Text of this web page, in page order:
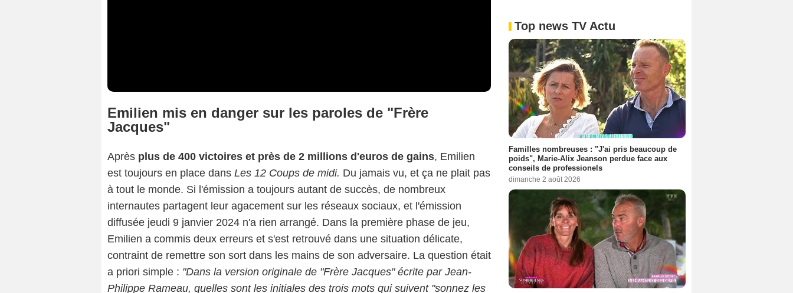
Emilien mis en danger sur les paroles de "Frère
Jacques"
Après plus de 400 victoires et près de 2 millions d'euros de gains, Emilien
est toujours en place dans Les 12 Coups de midi. Du jamais vu, et ça ne plait pas
à tout le monde. Si l'émission a toujours autant de succès, de nombreux
internautes partagent leur agacement sur les réseaux sociaux, et l'émission
diffusée jeudi 9 janvier 2024 n'a rien arrangé. Dans la première phase de jeu,
Emilien a commis deux erreurs et s'est retrouvé dans une situation délicate,
contraint de remettre son sort dans les mains de son adversaire. La question était
a priori simple : "Dans la version originale de "Frère Jacques" écrite par Jean-
Philippe Rameau, quelles sont les initiales des trois mots qui suivent "sonnez les
Top news TV Actu
Familles nombreuses : "J'ai pris beaucoup de
poids", Marie-Alix Jeanson perdue face aux
conseils de professionels
dimanche 2 août 2026